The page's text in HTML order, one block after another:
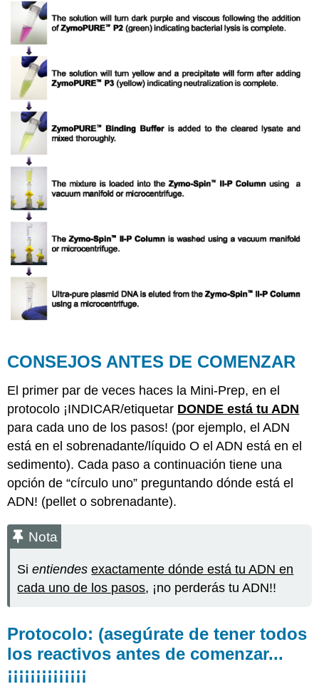
CONSEJOS ANTES DE COMENZAR
El primer par de veces haces la Mini-Prep, en el
protocolo ¡INDICAR/etiquetar DONDE está tu ADN
para cada uno de los pasos! (por ejemplo, el ADN
está en el sobrenadante/líquido O el ADN está en el
sedimento). Cada paso a continuación tiene una
opción de “círculo uno” preguntando dónde está el
ADN! (pellet o sobrenadante).
Nota
Sientiendes exactamente dónde está tu ADN en
cada uno de los pasos, ¡no perderás tu ADN!!
Protocolo: (asegúrate de tener todos
los reactivos antes de comenzar...
¡¡¡¡¡¡¡¡¡¡¡¡¡¡